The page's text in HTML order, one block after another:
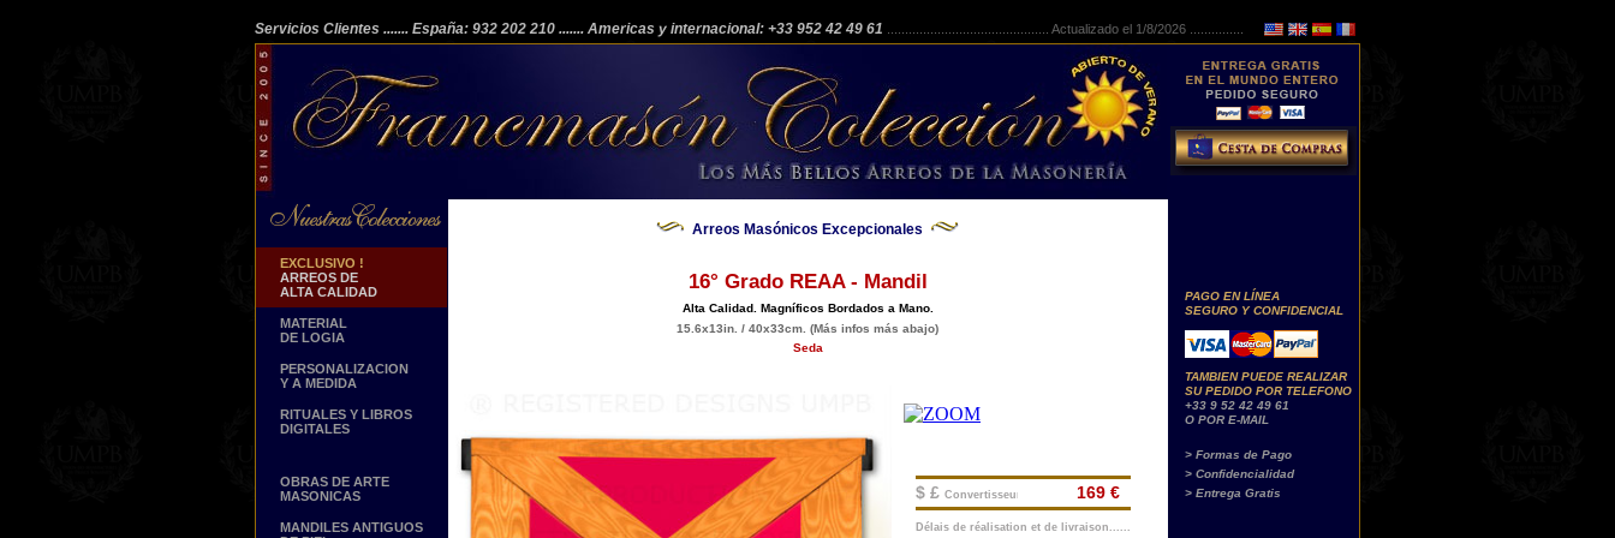
Servicios Clientes ....... España: 932 202 210 ....... Americas y internacional: +33 952 42 49 61 Actualizado el 1/8/2026 ...............
EXCLUSIVO !
ARREOS DE
ALTA CALIDAD
MATERIAL
DE LOGIA
PERSONALIZACION
Y A MEDIDA
RITUALES Y LIBROS
DIGITALES
OBRAS DE ARTE
MASONICAS
MANDILES ANTIGUOS
Arreos Masónicos Excepcionales
16° Grado REAA - Mandil
Alta Calidad. Magníficos Bordados a Mano.
15.6x13in. / 40x33cm. (Más infos más abajo)
Seda
$ £ Convertisseur
Délais de réalisation et de livraison......
169 €
PAGO EN LÍNEA
SEGURO Y CONFIDENCIAL
TAMBIEN PUEDE REALIZAR
SU PEDIDO POR TELEFONO
+33 9 52 42 49 61
O POR E-MAIL
> Formas de Pago
> Confidencialidad
> Entrega Gratis